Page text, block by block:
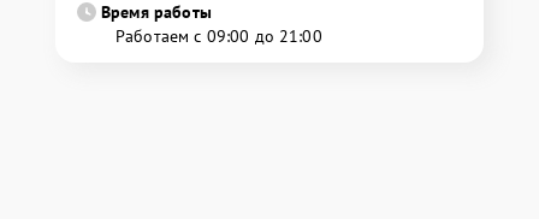
Время работы
Работаем с 09:00 до 21:00